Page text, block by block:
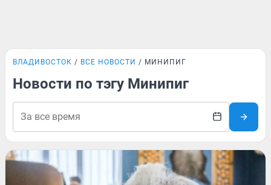
ВЛАДИВОСТОК ВСЕ НОВОСТИ МИНИПИГ
Новости по тэгу Минипиг